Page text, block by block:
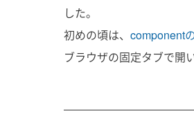
した。
初めの頃は、 component
ブラウザの固定タブで